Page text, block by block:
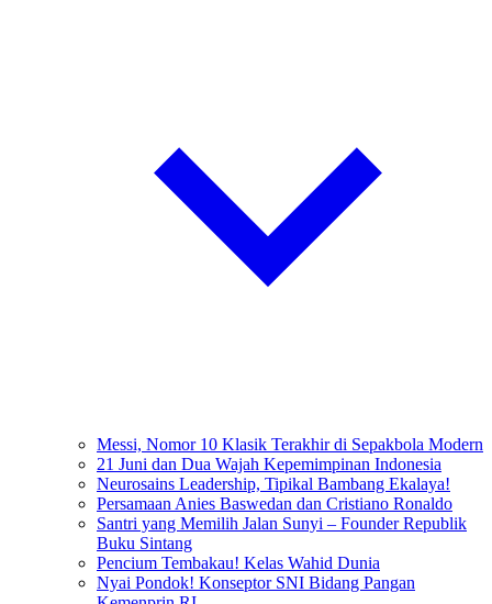
Messi, Nomor 10 Klasik Terakhir di Sepakbola Modern
21 Juni dan Dua Wajah Kepemimpinan Indonesia
Neurosains Leadership, Tipikal Bambang Ekalaya!
Persamaan Anies Baswedan dan Cristiano Ronaldo
Santri yang Memilih Jalan Sunyi – Founder Republik
Buku Sintang
Pencium Tembakau! Kelas Wahid Dunia
Nyai Pondok! Konseptor SNI Bidang Pangan